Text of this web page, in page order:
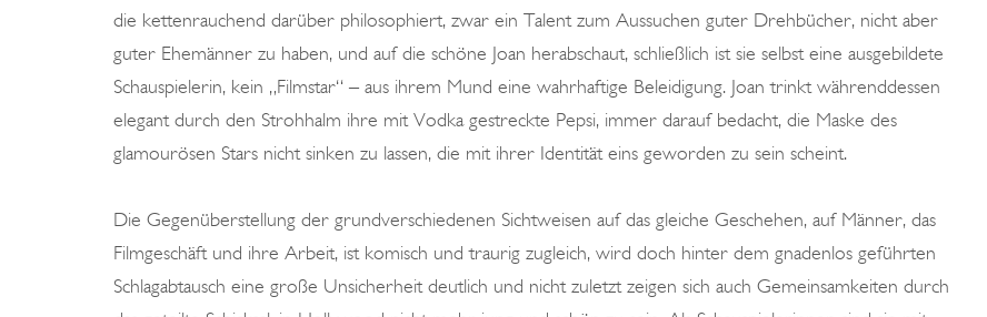
die kettenrauchend darüber philosophiert, zwar ein Talent zum Aussuchen guter Drehbücher, nicht aber
guter Ehemänner zu haben, und auf die schöne Joan herabschaut, schließlich ist sie selbst eine ausgebildete
Schauspielerin, kein „Filmstar“ – aus ihrem Mund eine wahrhaftige Beleidigung. Joan trinkt währenddessen
elegant durch den Strohhalm ihre mit Vodka gestreckte Pepsi, immer darauf bedacht, die Maske des
glamourösen Stars nicht sinken zu lassen, die mit ihrer Identität eins geworden zu sein scheint.
Die Gegenüberstellung der grundverschiedenen Sichtweisen auf das gleiche Geschehen, auf Männer, das
Filmgeschäft und ihre Arbeit, ist komisch und traurig zugleich, wird doch hinter dem gnadenlos geführten
Schlagabtausch eine große Unsicherheit deutlich und nicht zuletzt zeigen sich auch Gemeinsamkeiten durch